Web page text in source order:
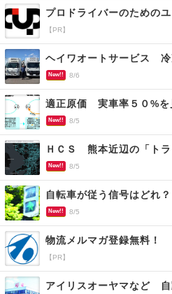
プロドライバーのための
【PR】
New!! 8/6
New!! 8/5
ＨＣＳ 熊本近辺の「トラ
New!! 8/5
New!! 8/5
物流メルマガ登録無料！
【PR】
アイリスオーヤマなど 自